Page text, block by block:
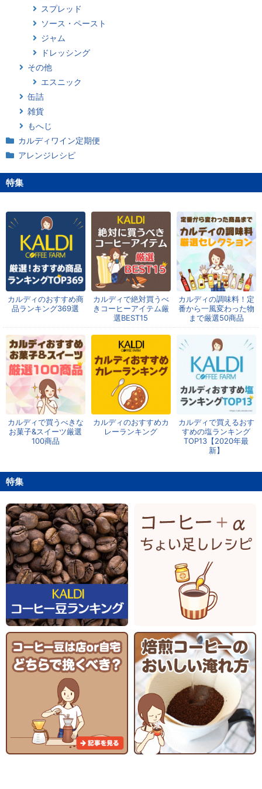
スプレッド
ソース・ペースト
ジャム
ドレッシング
その他
エスニック
缶詰
雑貨
もへじ
カルディワイン定期便
アレンジレシピ
特集
カルディのおすすめ商
品ランキング369選
カルディで絶対買うべ
きコーヒーアイテム厳
選BEST15
カルディの調味料！定
番から一風変わった物
まで厳選50商品
カルディで買うべきな
お菓子&スイーツ厳選
100商品
カルディのおすすめカ
レーランキング
カルディで買えるおす
すめの塩ランキング
TOP13【2020年最
新】
特集